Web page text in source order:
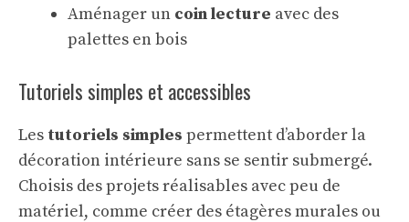
Aménager un coin lecture avec des
palettes en bois
Tutoriels simples et accessibles
Les tutoriels simples permettent d’aborder la
décoration intérieure sans se sentir submergé.
Choisis des projets réalisables avec peu de
matériel, comme créer des étagères murales ou